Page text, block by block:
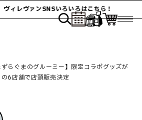
ァンSNSいろいろはこちら！
らぐまのグルーミー】限定コラボグッズが
6店舗で店頭販売決定